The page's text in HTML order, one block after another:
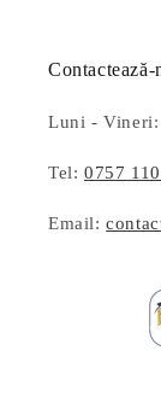
Contactează-
Luni -
Tel:0757
Email: